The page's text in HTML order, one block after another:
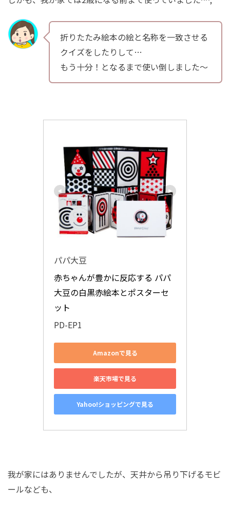
折りたたみ絵本の絵と名称を一致させる
クイズをしたりして…
もう十分！となるまで使い倒しました〜
パパ大豆
赤ちゃんが豊かに反応する パパ
大豆の白黒赤絵本とポスターセ
ット
PD-EP1
Amazonで見る
楽天市場で見る
Yahoo!ショッピングで見る
我が家にはありませんでしたが、天井から吊り下げるモビ
ールなども、